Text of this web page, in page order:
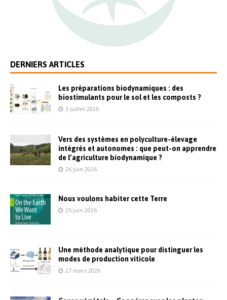
DERNIERS ARTICLES
Les préparations biodynamiques : des
biostimulants pour le sol et les composts ?
3 juillet 2026
Vers des systèmes en polyculture-élevage
intégrés et autonomes : que peut-on apprendre
de l’agriculture biodynamique ?
26 juin 2026
Nous voulons habiter cette Terre
25 juin 2026
Une méthode analytique pour distinguer les
modes de production viticole
27 mars 2026